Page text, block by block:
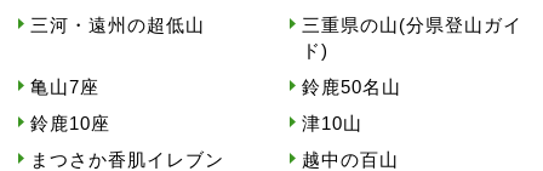
三河・遠州の超低山
三重県の山(分県登山ガイ
ド)
亀山7座
鈴鹿50名山
鈴鹿10座
津10山
まつさか香肌イレブン
越中の百山